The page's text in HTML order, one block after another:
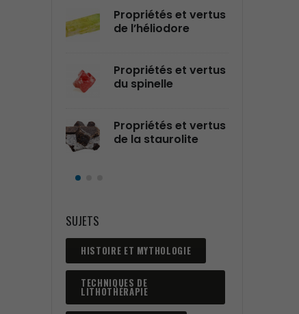
Propriétés et vertus
de l’héliodore
Propriétés et vertus
du spinelle
Propriétés et vertus
de la staurolite
SUJETS
HISTOIRE ET MYTHOLOGIE
TECHNIQUES DE
LITHOTHÉRAPIE